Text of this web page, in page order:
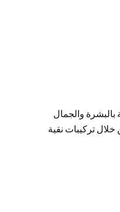
بالبشرة والجمال
تركيبات نقية